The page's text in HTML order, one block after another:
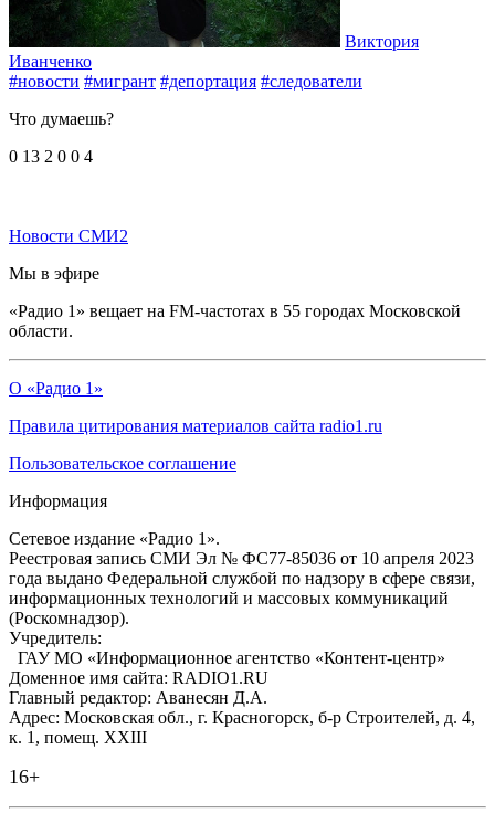
Виктория
Иванченко
#новости #мигрант #депортация #следователи
Что думаешь?
0 13 2 0 0 4
Новости СМИ2
Мы в эфире
«Радио 1» вещает на FM-частотах в 55 городах Московской
области.
О «Радио 1»
Правила цитирования материалов сайта radio1.ru
Пользовательское соглашение
Информация
Сетевое издание «Радио 1».
Реестровая запись СМИ Эл № ФС77-85036 от 10 апреля 2023
года выдано Федеральной службой по надзору в сфере связи,
информационных технологий и массовых коммуникаций
(Роскомнадзор).
Учредитель:
ГАУ МО «Информационное агентство «Контент-центр»
Доменное имя сайта: RADIO1.RU
Главный редактор: Аванесян Д.А.
Адрес: Московская обл., г. Красногорск, б-р Строителей, д. 4,
к. 1, помещ. XXIII
16+